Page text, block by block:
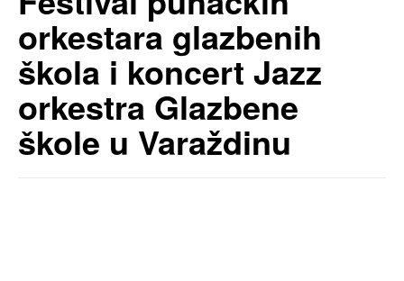
orkestara glazbenih
škola i koncert Jazz
orkestra Glazbene
škole u Varaždinu